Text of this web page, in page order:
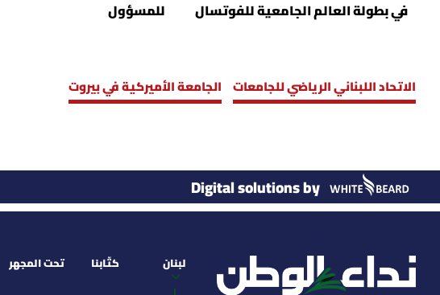
في بطولة العالم الجامعية للفوتسال
للمسؤول
الاتحاد اللبناني الرياضي للجامعات الجامعة الأميركية في بيروت
Digital solutions by
لبنان كتّابنا تحت المجهر